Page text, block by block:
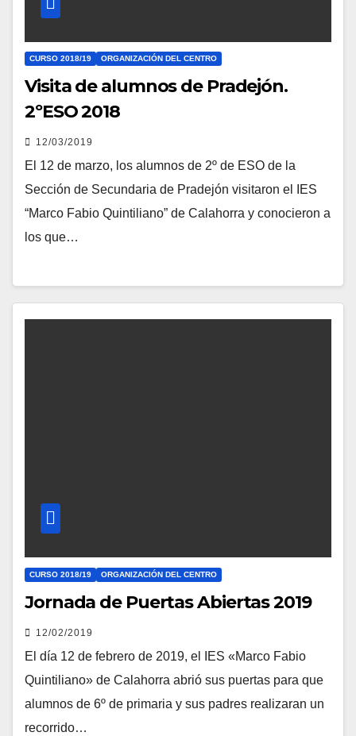
CURSO 2018/19 ORGANIZACIÓN DEL CENTRO
Visita de alumnos de Pradejón.
2ºESO 2018
12/03/2019
El 12 de marzo, los alumnos de 2º de ESO de la
Sección de Secundaria de Pradejón visitaron el IES
“Marco Fabio Quintiliano” de Calahorra y conocieron a
los que…
CURSO 2018/19 ORGANIZACIÓN DEL CENTRO
Jornada de Puertas Abiertas 2019
12/02/2019
El día 12 de febrero de 2019, el IES «Marco Fabio
Quintiliano» de Calahorra abrió sus puertas para que
alumnos de 6º de primaria y sus padres realizaran un
recorrido…